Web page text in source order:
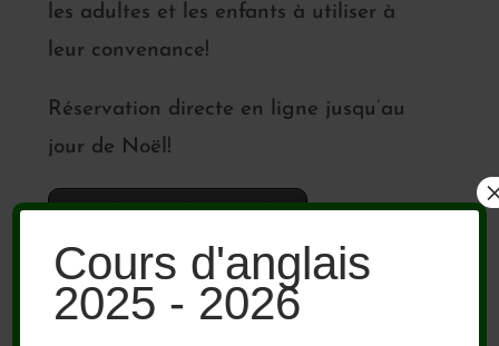
les adultes et les enfants à utiliser à
leur convenance!
Réservation directe en ligne jusqu’au
jour de Noël!
Bon cadeau cours de cuisine enfant
Bon cadeau cours de cuisine adulte
Cours d'anglais
2025 - 2026